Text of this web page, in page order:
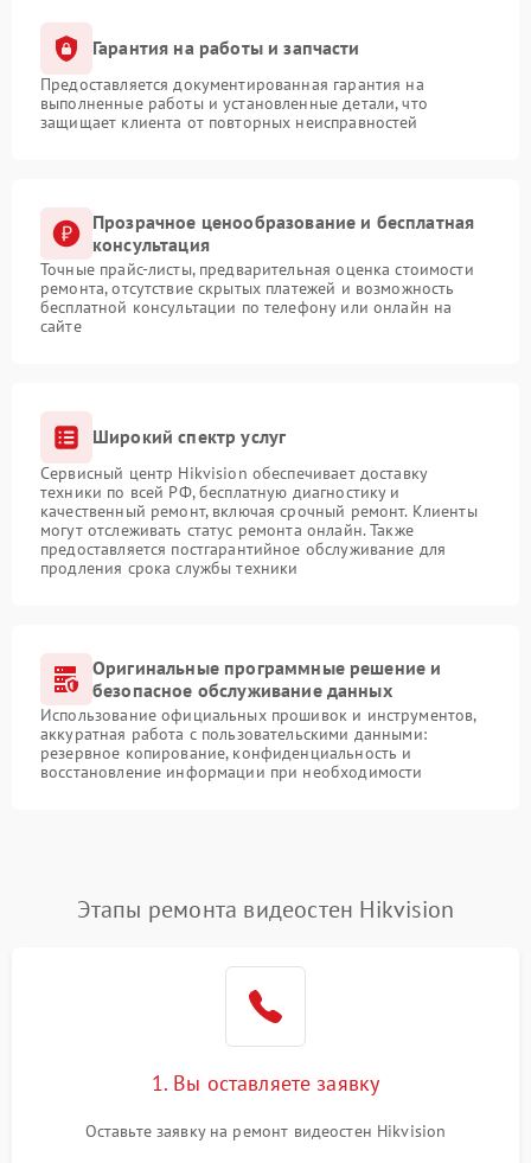
Гарантия на работы и запчасти
Предоставляется документированная гарантия на
выполненные работы и установленные детали, что
защищает клиента от повторных неисправностей
Прозрачное ценообразование и бесплатная
консультация
Точные прайс-листы, предварительная оценка стоимости
ремонта, отсутствие скрытых платежей и возможность
бесплатной консультации по телефону или онлайн на
сайте
Широкий спектр услуг
Сервисный центр Hikvision обеспечивает доставку
техники по всей РФ, бесплатную диагностику и
качественный ремонт, включая срочный ремонт. Клиенты
могут отслеживать статус ремонта онлайн. Также
предоставляется постгарантийное обслуживание для
продления срока службы техники
Оригинальные программные решение и
безопасное обслуживание данных
Использование официальных прошивок и инструментов,
аккуратная работа с пользовательскими данными:
резервное копирование, конфиденциальность и
восстановление информации при необходимости
Этапы ремонта видеостен Hikvision
1. Вы оставляете заявку
Оставьте заявку на ремонт видеостен Hikvision